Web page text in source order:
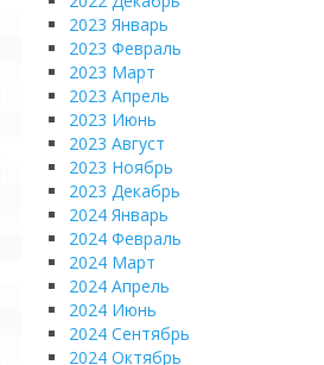
2023 Январь
2023 Февраль
2023 Март
2023 Апрель
2023 Июнь
2023 Август
2023 Ноябрь
2023 Декабрь
2024 Январь
2024 Февраль
2024 Март
2024 Апрель
2024 Июнь
2024 Сентябрь
2024 Октябрь